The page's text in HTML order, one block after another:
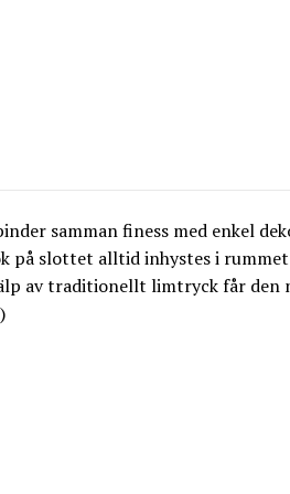
samman finess med enkel
på slottet alltid inhystes i
av traditionellt limtryck får den